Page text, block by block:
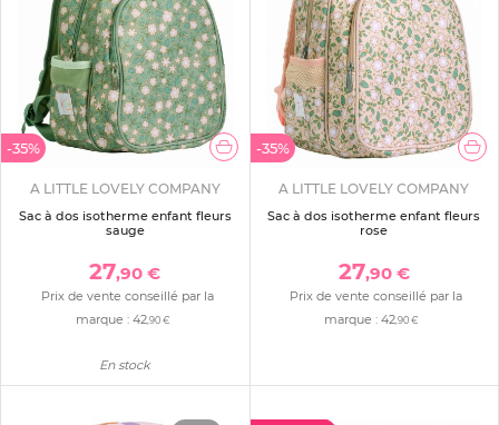
-35%
A LITTLE LOVELY COMPANY
Sac à dos isotherme enfant fleurs
sauge
27,90 €
Prix de vente conseillé par la
marque : 42,90 €
En stock
-35%
A LITTLE LOVELY COMPANY
Sac à dos isotherme enfant fleurs
rose
27,90 €
Prix de vente conseillé par la
marque :42,90 €